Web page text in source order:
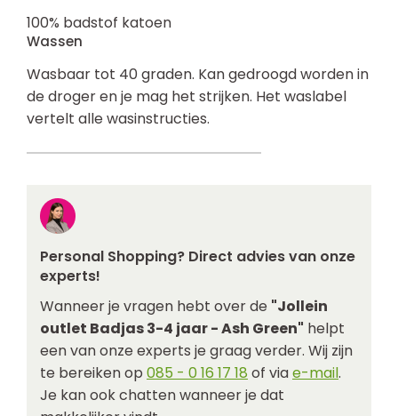
100% badstof katoen
Wassen
Wasbaar tot 40 graden. Kan gedroogd worden in
de droger en je mag het strijken. Het waslabel
vertelt alle wasinstructies.
Personal Shopping? Direct advies van onze
experts!
Wanneer je vragen hebt over de "Jollein
outlet Badjas 3-4 jaar - Ash Green" helpt
een van onze experts je graag verder. Wij zijn
te bereiken op 085 - 0 16 17 18 of viae-mail.
Je kan ook chatten wanneer je dat